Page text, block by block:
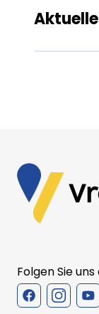
Folgen Sie uns